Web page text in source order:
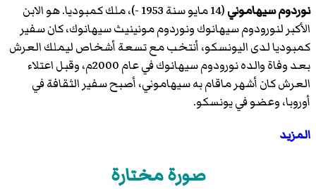
نوردوم سيهاموني
(14 مايو سنة 1953 -)، ملك كمبوديا. هو الابن
الأكبر لنورودوم سيهانوك ونوردوم مونينيث سيهانوك، كان سفير
كمبوديا لدى اليونسكو، أنتخب مع تسعة أشخاص ليملك العرش
بعد وفاة والده نورودوم سيهانوك في عام 2000م، وقبل اعتلاء
العرش كان أشهر ماقام به سيهاموني، أصبح سفير الثقافة في
أوروبا، وعضو في يونسكو.
المزيد
صورة مختارة